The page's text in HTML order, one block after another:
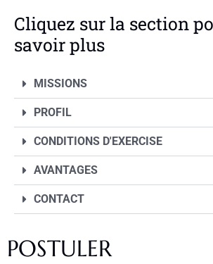
Cliquez sur la section
savoir plus
MISSIONS
PROFIL
CONDITIONS D'EXERCISE
AVANTAGES
CONTACT
POSTULER